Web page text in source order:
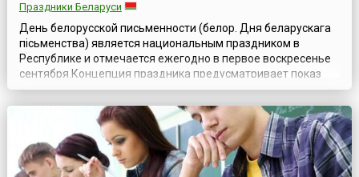
Праздники Беларуси
День белорусской письменности (белор. Дня беларускага
пісьменства) является национальным праздником в
Республике и отмечается ежегодно в первое воскресенье
сентября.Концепция праздника предусматривает показ
нерушимого единства белорусского печатного слова с
историей белорусского народа, его тесной связи со
славянскими истоками, а также осмысление исторического
пути письменности и печати в Бела...